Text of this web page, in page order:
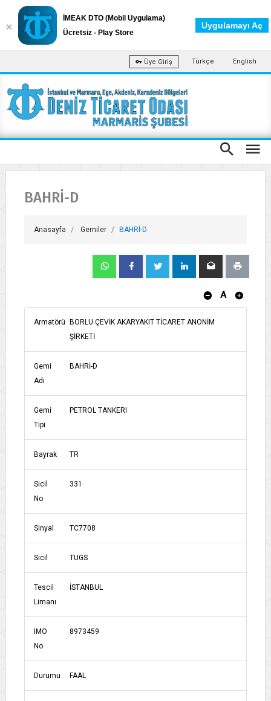
Üye Giriş Türkçe English
BAHRİ-D
Anasayfa Gemiler BAHRİ-D
A
Armatörü BORLU ÇEVİK AKARYAKIT TİCARET ANONİM
ŞİRKETİ
Gemi
Adı
BAHRİ-D
Gemi
Tipi
PETROL TANKERI
Bayrak TR
Sicil
No
331
Sinyal TC7708
Sicil TUGS
Tescil
Limanı
İSTANBUL
IMO
No
8973459
Durumu FAAL
İMEAK DTO (Mobil Uygulama)
Ücretsiz - Play Store
Uygulamayı Aç